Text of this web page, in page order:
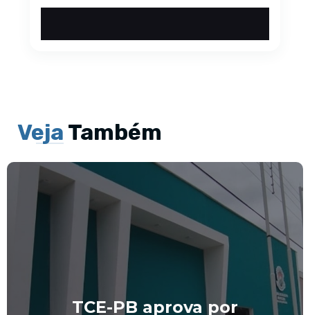
Veja Também
TCE-PB aprova por